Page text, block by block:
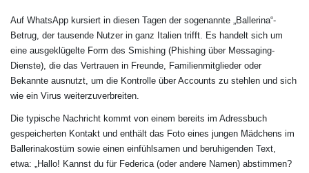
Auf WhatsApp kursiert in diesen Tagen der sogenannte „Ballerina“-
Betrug, der tausende Nutzer in ganz Italien trifft. Es handelt sich um
eine ausgeklügelte Form des Smishing (Phishing über Messaging-
Dienste), die das Vertrauen in Freunde, Familienmitglieder oder
Bekannte ausnutzt, um die Kontrolle über Accounts zu stehlen und sich
wie ein Virus weiterzuverbreiten.
Die typische Nachricht kommt von einem bereits im Adressbuch
gespeicherten Kontakt und enthält das Foto eines jungen Mädchens im
Ballerinakostüm sowie einen einfühlsamen und beruhigenden Text,
etwa: „Hallo! Kannst du für Federica (oder andere Namen) abstimmen?